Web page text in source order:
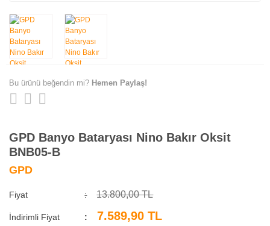
Bu ürünü beğendin mi? Hemen Paylaş!
GPD Banyo Bataryası Nino Bakır Oksit
BNB05-B
GPD
Fiyat 13.800,00 TL
İndirimli Fiyat 7.589,90 TL